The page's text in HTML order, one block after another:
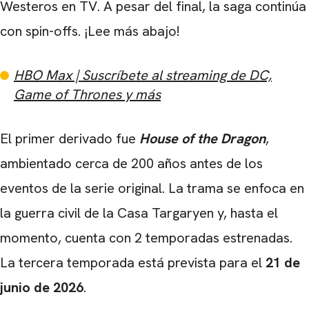
Westeros en TV. A pesar del final, la saga continúa
con spin-offs. ¡Lee más abajo!
HBO Max | Suscríbete al streaming de DC,
Game of Thrones y más
El primer derivado fue House of the Dragon,
ambientado cerca de 200 años antes de los
eventos de la serie original. La trama se enfoca en
la guerra civil de la Casa Targaryen y, hasta el
momento, cuenta con 2 temporadas estrenadas.
La tercera temporada está prevista para el 21 de
junio de 2026.